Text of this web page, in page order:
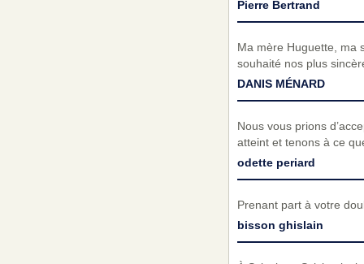
Pierre Bertrand
Ma mère Huguette, ma
souhaité nos plus
DANIS MÉNARD
Nous vous prions
atteint et tenons à ce
odette periard
Prenant part à votre
bisson ghislain